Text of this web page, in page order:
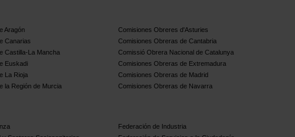
Aragón
Comisiones Obreres d'Asturies
Canarias
Comisiones Obreras de Cantabria
Castilla-La Mancha
Comissió Obrera Nacional de Catalunya
Euskadi
Comisiones Obreras de Extremadura
La Rioja
Comisiones Obreras de Madrid
la Región de Murcia
Comisiones Obreras de Navarra
Federación de Industria